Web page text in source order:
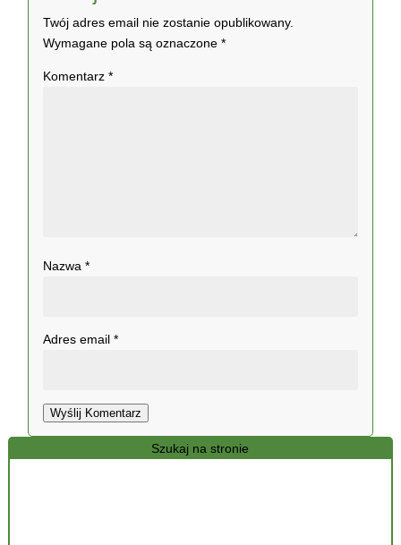
Szukaj na stronie
Twój adres email nie zostanie opublikowany.
Wymagane pola są oznaczone*
Komentarz*
Nazwa*
Adres email*
Wyślij Komentarz